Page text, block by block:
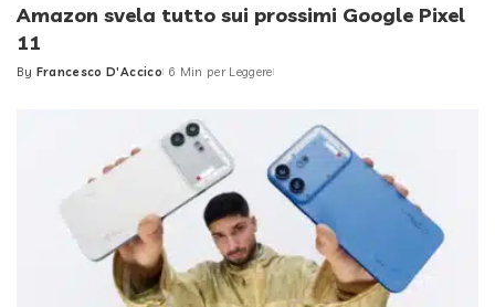
Amazon svela tutto sui prossimi Google Pixel
11
Posted
By Francesco D'Accico 6 Min per Leggere